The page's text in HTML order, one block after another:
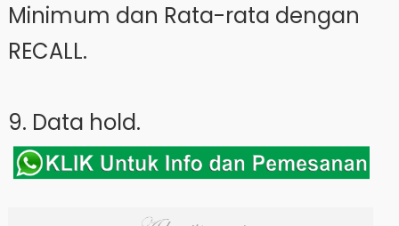
Minimum dan Rata-rata dengan
RECALL.
9. Data hold.